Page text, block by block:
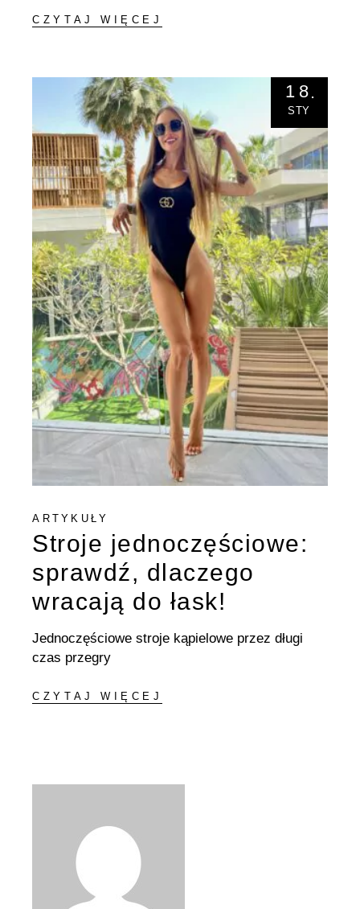
CZYTAJ WIĘCEJ
18
STY
ARTYKUŁY
Stroje jednoczęściowe:
sprawdź, dlaczego
wracają do łask!
Jednoczęściowe stroje kąpielowe przez długi
czas przegry
CZYTAJ WIĘCEJ